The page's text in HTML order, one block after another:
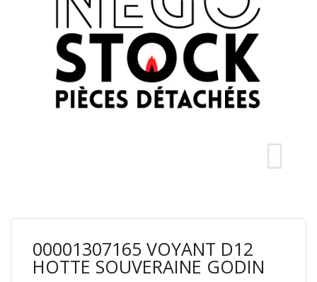
00001307165 VOYANT D12
HOTTE SOUVERAINE GODIN